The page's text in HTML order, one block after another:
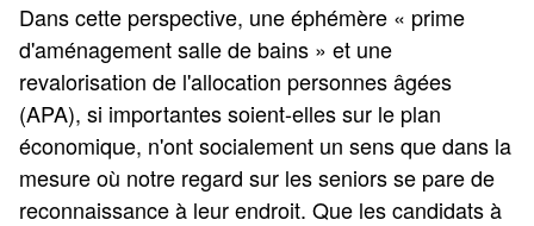
Dans cette perspective, une éphémère « prime
d'aménagement salle de bains » et une
revalorisation de l'allocation personnes âgées
(APA), si importantes soient-elles sur le plan
économique, n'ont socialement un sens que dans la
mesure où notre regard sur les seniors se pare de
reconnaissance à leur endroit. Que les candidats à